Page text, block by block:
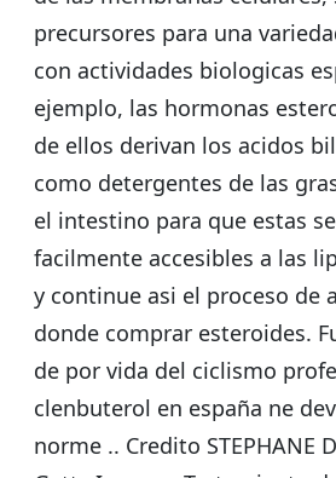
precursores para una
con actividades biologicas
ejemplo, las hormonas
de ellos derivan los acidos
como detergentes de las
el intestino para que estas
facilmente accesibles a las
y continue asi el proceso de
donde comprar esteroides.
de por vida del ciclismo
clenbuterol en españa ne
norme .. Credito STEPHANE